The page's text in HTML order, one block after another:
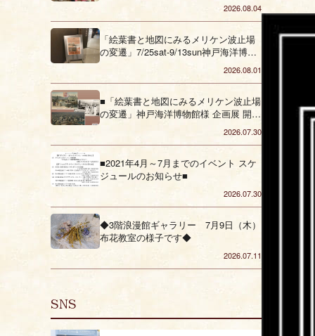
2026.08.04
「絵葉書と地図にみるメリケン波止場
の変遷」7/25sat-9/13sun神戸海洋博物
2026.08.01
■「絵葉書と地図にみるメリケン波止場
の変遷」神戸海洋博物館様 企画展 開催
2026.07.30
■2021年4月～7月までのイベント スケ
ジュールのお知らせ■
2026.07.30
◆3階浪漫館ギャラリー 7月9日（木）
布花教室の様子です◆
2026.07.11
SNS